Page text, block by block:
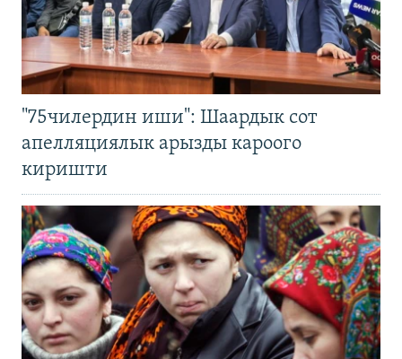
"75чилердин иши": Шаардык сот
апелляциялык арызды кароого
киришти